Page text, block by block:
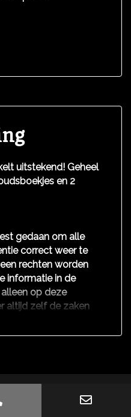
verstelbaar
verstel- en
uitstekend! Geheel
en 2
gedaan om alle
correct weer te
rechten worden
informatie in de
op deze
altijd zelf de zaken
en je beslissing
Neem contact op
vragen.